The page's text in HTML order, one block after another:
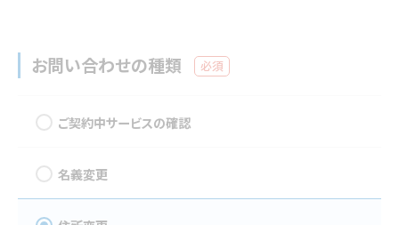
お問い合わせの種類 必須
ご契約中サービスの確認
名義変更